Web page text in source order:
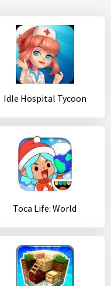
Idle Hospital Tycoon
Toca Life: World